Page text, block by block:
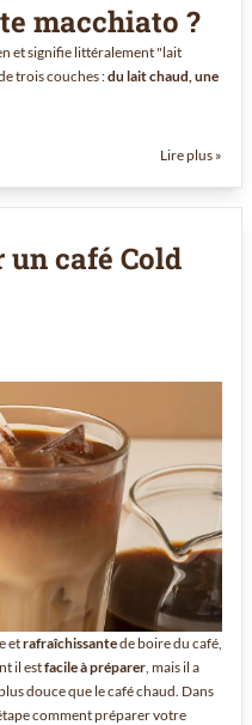
macchiato ?
et signifie littéralement "lait
trois couches :du lait chaud, une
Lire plus »
café Cold
etrafraîchissantede boire du café,
il estfacile à préparer , mais il a
douce que le café chaud. Dans
comment préparer votre